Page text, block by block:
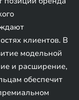
клиентов. В
модельной
и расширение,
обеспечит